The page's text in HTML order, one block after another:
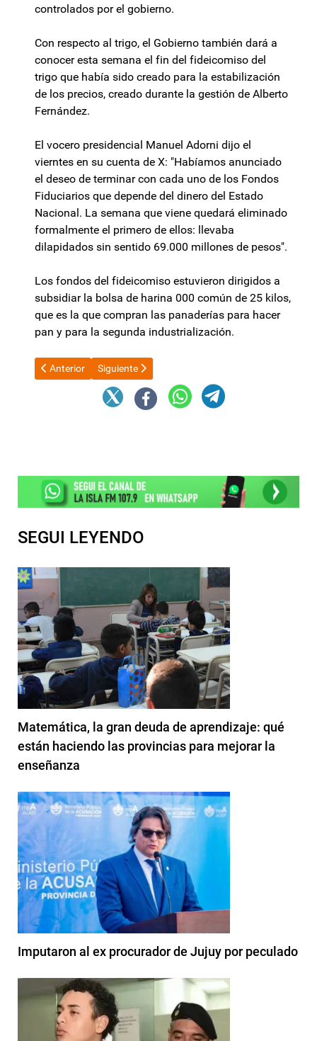
controlados por el gobierno.
Con respecto al trigo, el Gobierno también dará a
conocer esta semana el fin del fideicomiso del
trigo que había sido creado para la estabilización
de los precios, creado durante la gestión de Alberto
Fernández.
El vocero presidencial Manuel Adorni dijo el
vierntes en su cuenta de X: "Habíamos anunciado
el deseo de terminar con cada uno de los Fondos
Fiduciarios que depende del dinero del Estado
Nacional. La semana que viene quedará eliminado
formalmente el primero de ellos: llevaba
dilapidados sin sentido 69.000 millones de pesos".
Los fondos del fideicomiso estuvieron dirigidos a
subsidiar la bolsa de harina 000 común de 25 kilos,
que es la que compran las panaderías para hacer
pan y para la segunda industrialización.
Artículo anterior: Vacunatorio VIP: Ginés González García será
Anterior Artículo siguiente: El Gobernador de Santa Cruz
Siguiente
SEGUI LEYENDO
Matemática, la gran deuda de aprendizaje: qué
están haciendo las provincias para mejorar la
enseñanza
Imputaron al ex procurador de Jujuy por peculado